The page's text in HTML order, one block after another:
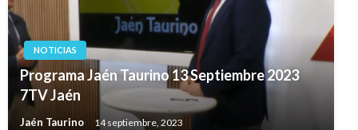
NOTICIAS
Programa Jaén Taurino 13 Septiembre 2023
7TV Jaén
Jaén Taurino 14 septiembre, 2023